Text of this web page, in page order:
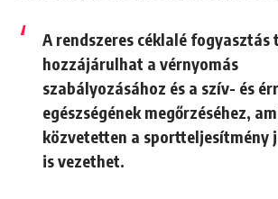
A rendszeres céklalé fogyasztás
hozzájárulhat a vérnyomás
szabályozásához és a szív- és
egészségének megőrzéséhez,
közvetetten a sportteljesítmény
is vezethet.